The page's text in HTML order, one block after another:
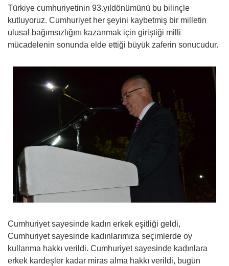
Türkiye cumhuriyetinin 93.yıldönümünü bu bilinçle
kutluyoruz. Cumhuriyet her şeyini kaybetmiş bir milletin
ulusal bağımsızlığını kazanmak için giriştiği milli
mücadelenin sonunda elde ettiği büyük zaferin sonucudur.
Cumhuriyet sayesinde kadın erkek eşitliği geldi,
Cumhuriyet sayesinde kadınlarımıza seçimlerde oy
kullanma hakkı verildi. Cumhuriyet sayesinde kadınlara
erkek kardeşler kadar miras alma hakkı verildi, bugün